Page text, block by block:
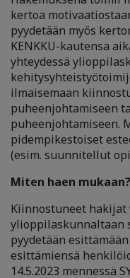
kertoa
pyydetään myös
KENKKU-kautensa
yhteydessä
ilmaisemaan
puheenjohtamiseen
puheenjohtamiseen.
pidempikestoiset
(esim. suunnitellut
Miten haen mukaan?
Kiinnostuneet hakijat
ylioppilaskunnaltaan
pyydetään
esittämiensä
14.5.2023 mennessä